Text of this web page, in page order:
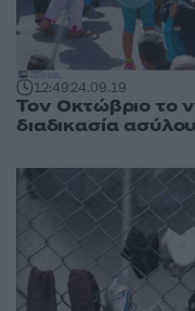
12:4924.09.19
Τον Οκτώβριο το
διαδικασία